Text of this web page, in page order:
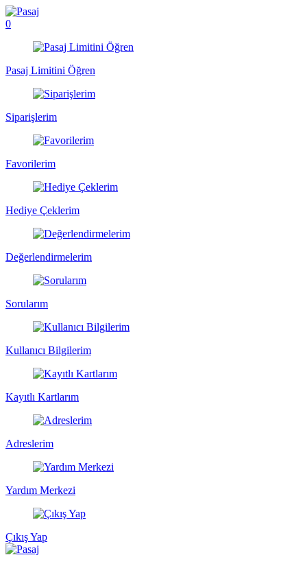
0
Pasaj Limitini Öğren
Siparişlerim
Favorilerim
Hediye Çeklerim
Değerlendirmelerim
Sorularım
Kullanıcı Bilgilerim
Kayıtlı Kartlarım
Adreslerim
Yardım Merkezi
Çıkış Yap